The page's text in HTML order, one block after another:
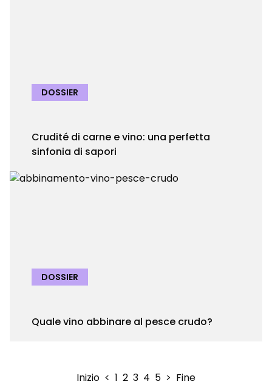
DOSSIER
Crudité di carne e vino: una perfetta
sinfonia di sapori
DOSSIER
Quale vino abbinare al pesce crudo?
Inizio < 1 2 3 4 5 > Fine